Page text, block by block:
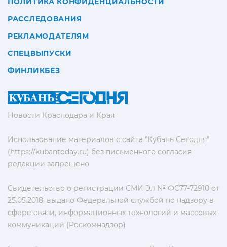
Новости Краснодара и Края
Использование материалов с сайта "Кубань Сегодня"
(https://kubantoday.ru) без письменного согласия
редакции запрещено
Свидетельство о регистрации СМИ Эл № ФС77-72910 от
25.05.2018, выдано Федеральной службой по надзору в
сфере связи, информационных технологий и массовых
коммуникаций (Роскомнадзор)
РАССЛЕДОВАНИЯ
РЕКЛАМОДАТЕЛЯМ
СПЕЦВЫПУСКИ
ФИНЛИКБЕЗ